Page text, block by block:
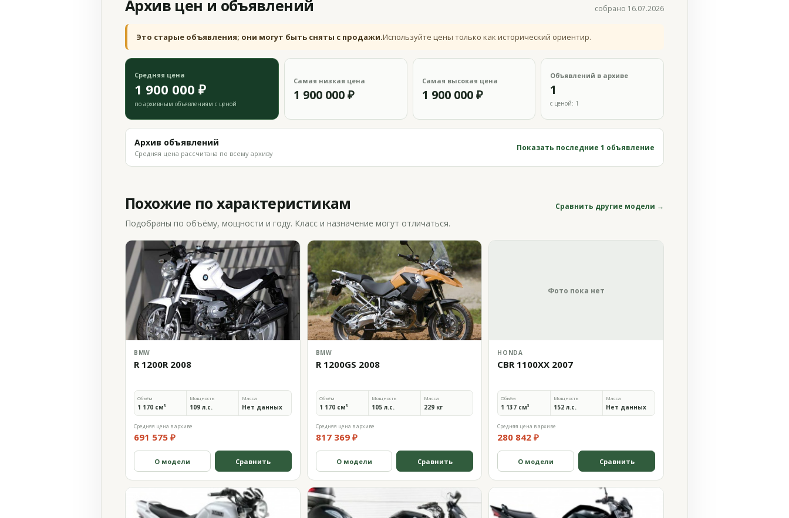
Архив цен и объявлений собрано 16.07.2026
Это старые объявления; они могут быть сняты с продажи.Используйте цены только как исторический ориентир.
Средняя цена
1 900 000 ₽
по архивным объявлениям с ценой
Самая низкая цена
1 900 000 ₽
Самая высокая цена
1 900 000 ₽
Объявлений в архиве
1
с ценой: 1
Архив объявлений
Средняя цена рассчитана по всему архиву
Показать последние 1 объявление
Похожие по характеристикам Сравнить другие модели →
Подобраны по объёму, мощности и году. Класс и назначение могут отличаться.
BMW
R 1200R 2008
Объём
1 170 см³
Мощность
109 л.с.
Масса
Нет данных
Средняя цена в архиве
691 575 ₽
О модели Сравнить
BMW
R 1200GS 2008
Объём
1 170 см³
Мощность
105 л.с.
Масса
229 кг
Средняя цена в архиве
817 369 ₽
О модели Сравнить
Фото пока нет
HONDA
CBR 1100XX 2007
Объём
1 137 см³
Мощность
152 л.с.
Масса
Нет данных
Средняя цена в архиве
280 842 ₽
О модели Сравнить